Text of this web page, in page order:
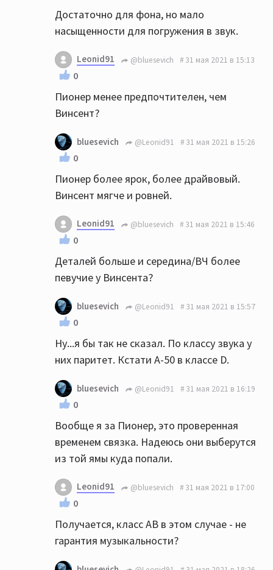
Достаточно для фона, но мало
насыщенности для погружения в звук.
Leonid91 @bluesevich 31 мая 2021 в 15:13
0
Пионер менее предпочтителен, чем
Винсент?
bluesevich @Leonid91 31 мая 2021 в 15:26
0
Пионер более ярок, более драйвовый.
Винсент мягче и ровней.
Leonid91 @bluesevich 31 мая 2021 в 15:46
0
Деталей больше и середина/ВЧ более
певучие у Винсента?
bluesevich @Leonid91 31 мая 2021 в 15:57
0
Ну...я бы так не сказал. По классу звука у
них паритет. Кстати А-50 в классе D.
bluesevich @Leonid91 31 мая 2021 в 16:19
0
Вообще я за Пионер, это проверенная
временем связка. Надеюсь они выберутся
из той ямы куда попали.
Leonid91 @bluesevich 31 мая 2021 в 17:00
0
Получается, класс АВ в этом случае - не
гарантия музыкальности?